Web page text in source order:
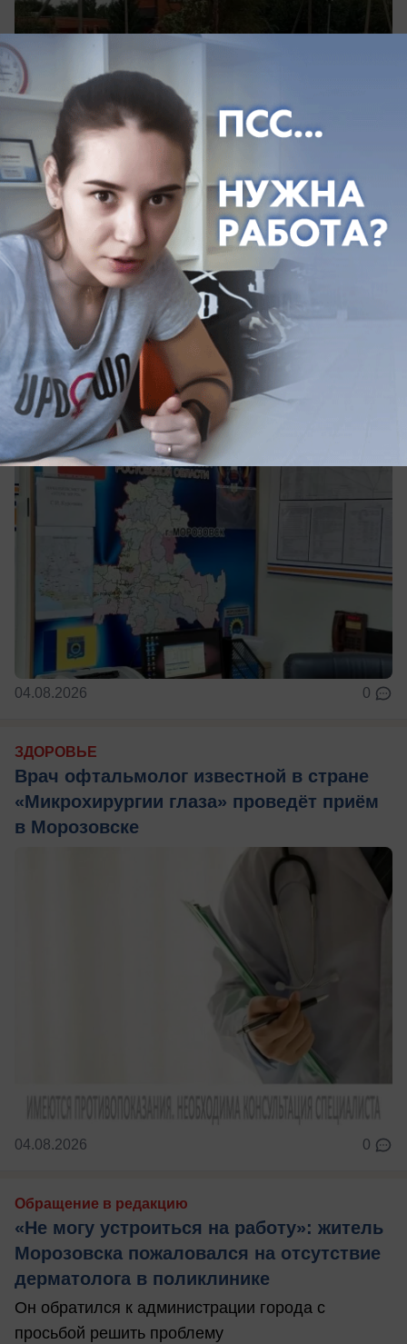
04.08.2026 5
Общество
557 обращений за неделю: жители
Морозовского района активно
обращались в службы спасения
С какими жалобами чаще звонили люди
04.08.2026 0
ЗДОРОВЬЕ
Врач офтальмолог известной в стране
«Микрохирургии глаза» проведёт приём
в Морозовске
04.08.2026 0
Обращение в редакцию
«Не могу устроиться на работу»: житель
Морозовска пожаловался на отсутствие
дерматолога в поликлинике
Он обратился к администрации города с
просьбой решить проблему